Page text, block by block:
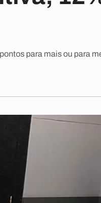
para mais ou para